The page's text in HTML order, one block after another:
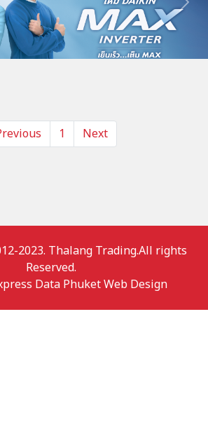
Next
1 Next
2023. Thalang Trading.All rights
Reserved.
Data Phuket Web Design